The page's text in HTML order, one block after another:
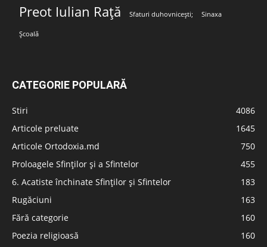
Preot Iulian Rață Sfaturi duhovnicești; Sinaxa
Școală
CATEGORIE POPULARĂ
Stiri
4086
Articole preluate
1645
Articole Ortodoxia.md
750
Proloagele Sfinților și a Sfintelor
455
6. Acatiste închinate Sfinților și Sfintelor
183
Rugăciuni
163
Fără categorie
160
Poezia religioasă
160